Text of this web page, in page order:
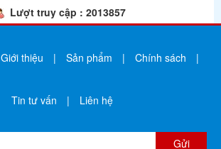
Lượt truy cập : 2013857
Giới thiệu | Sản phẩm | Chính sách |
Tin tư vấn | Liên hệ